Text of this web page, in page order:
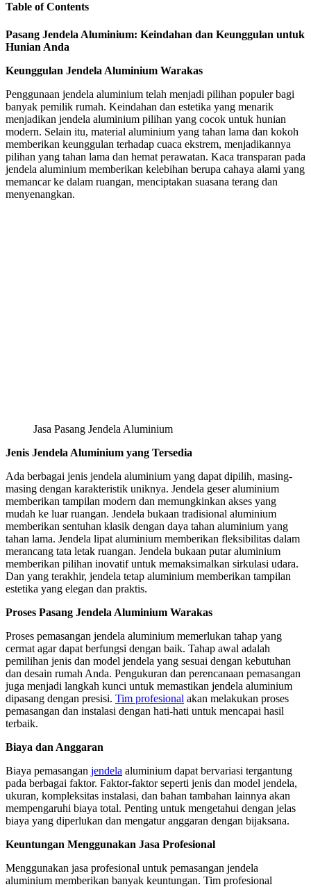
Table of Contents
Pasang Jendela Aluminium: Keindahan dan Keunggulan untuk
Hunian Anda
Keunggulan Jendela Aluminium Warakas
Penggunaan jendela aluminium telah menjadi pilihan populer bagi
banyak pemilik rumah. Keindahan dan estetika yang menarik
menjadikan jendela aluminium pilihan yang cocok untuk hunian
modern. Selain itu, material aluminium yang tahan lama dan kokoh
memberikan keunggulan terhadap cuaca ekstrem, menjadikannya
pilihan yang tahan lama dan hemat perawatan. Kaca transparan pada
jendela aluminium memberikan kelebihan berupa cahaya alami yang
memancar ke dalam ruangan, menciptakan suasana terang dan
menyenangkan.
Jasa Pasang Jendela Aluminium
Jenis Jendela Aluminium yang Tersedia
Ada berbagai jenis jendela aluminium yang dapat dipilih, masing-
masing dengan karakteristik uniknya. Jendela geser aluminium
memberikan tampilan modern dan memungkinkan akses yang
mudah ke luar ruangan. Jendela bukaan tradisional aluminium
memberikan sentuhan klasik dengan daya tahan aluminium yang
tahan lama. Jendela lipat aluminium memberikan fleksibilitas dalam
merancang tata letak ruangan. Jendela bukaan putar aluminium
memberikan pilihan inovatif untuk memaksimalkan sirkulasi udara.
Dan yang terakhir, jendela tetap aluminium memberikan tampilan
estetika yang elegan dan praktis.
Proses Pasang Jendela Aluminium Warakas
Proses pemasangan jendela aluminium memerlukan tahap yang
cermat agar dapat berfungsi dengan baik. Tahap awal adalah
pemilihan jenis dan model jendela yang sesuai dengan kebutuhan
dan desain rumah Anda. Pengukuran dan perencanaan pemasangan
juga menjadi langkah kunci untuk memastikan jendela aluminium
dipasang dengan presisi. Tim profesional akan melakukan proses
pemasangan dan instalasi dengan hati-hati untuk mencapai hasil
terbaik.
Biaya dan Anggaran
Biaya pemasangan jendela aluminium dapat bervariasi tergantung
pada berbagai faktor. Faktor-faktor seperti jenis dan model jendela,
ukuran, kompleksitas instalasi, dan bahan tambahan lainnya akan
mempengaruhi biaya total. Penting untuk mengetahui dengan jelas
biaya yang diperlukan dan mengatur anggaran dengan bijaksana.
Keuntungan Menggunakan Jasa Profesional
Menggunakan jasa profesional untuk pemasangan jendela
aluminium memberikan banyak keuntungan. Tim profesional